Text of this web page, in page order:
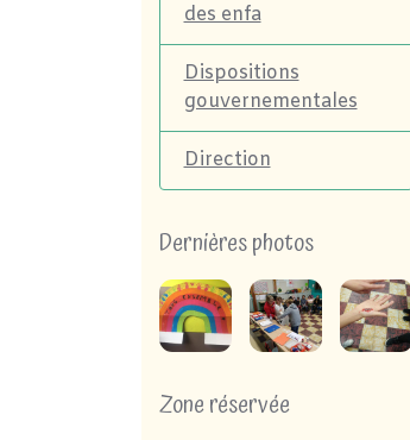
des enfa
Dispositions
gouvernementales
Direction
Dernières photos
Zone réservée